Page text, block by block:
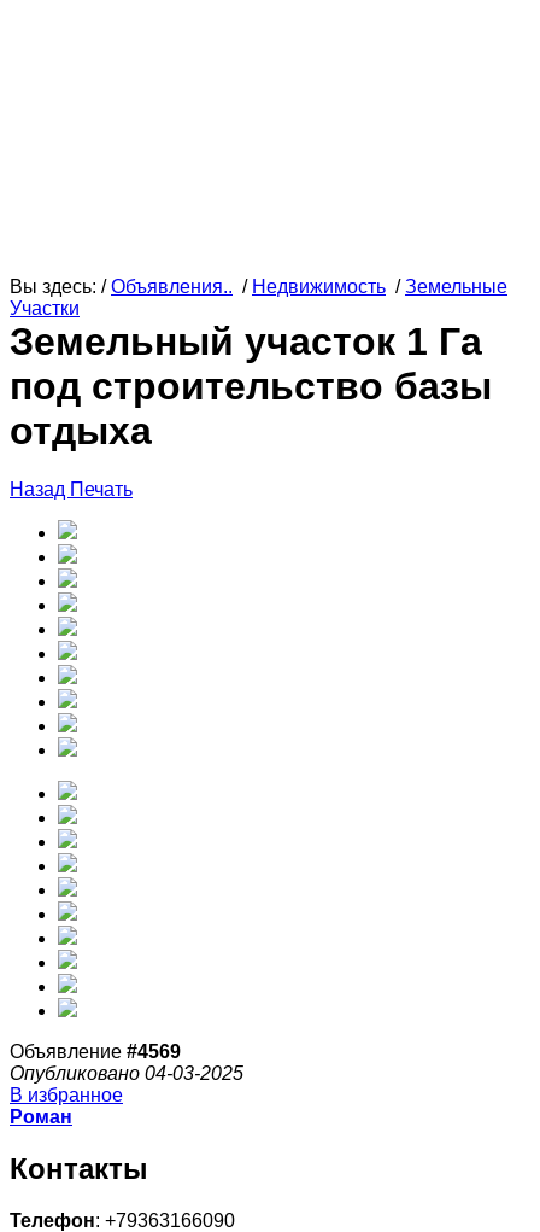
Вы здесь: /Объявления.. / Недвижимость /Земельные
Участки
Земельный участок 1 Га
под строительство базы
отдыха
Назад Печать
Объявление #4569
Опубликовано 04-03-2025
В избранное
Роман
Контакты
Телефон: +79363166090